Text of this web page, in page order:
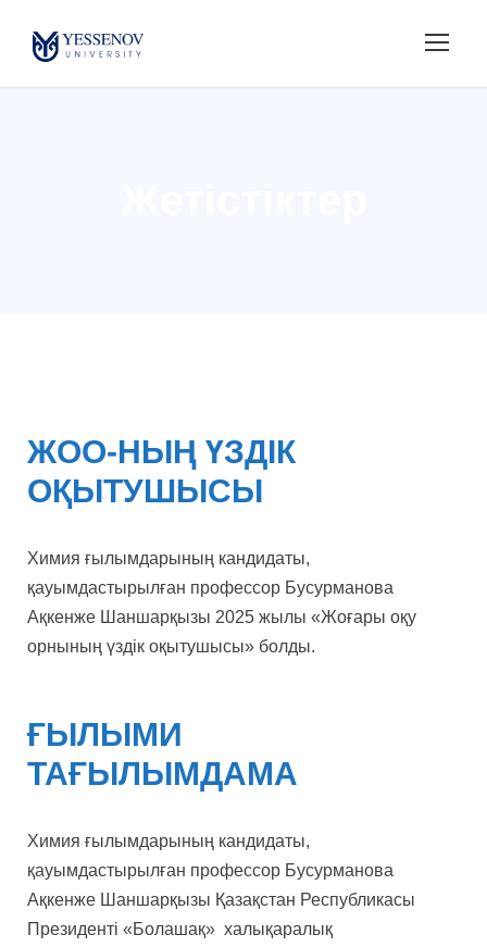
ЖОО-НЫҢ ҮЗДІК
ОҚЫТУШЫСЫ
Химия ғылымдарының кандидаты,
қауымдастырылған профессор Бусурманова
Ақкенже Шаншарқызы 2025 жылы «Жоғары оқу
орнының үздік оқытушысы» болды.
ҒЫЛЫМИ
ТАҒЫЛЫМДАМА
Химия ғылымдарының кандидаты,
қауымдастырылған профессор Бусурманова
Ақкенже Шаншарқызы Қазақстан Республикасы
Президенті «Болашақ» халықаралық